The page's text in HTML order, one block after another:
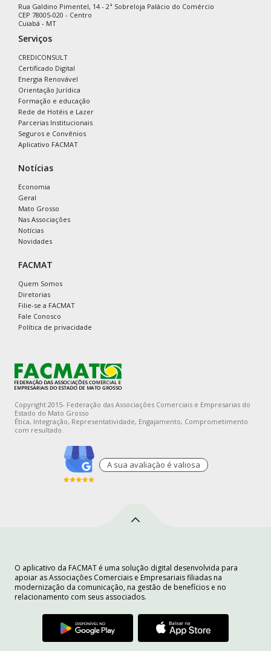
Rua Galdino Pimentel, 14 - 2ª Sobreloja Palácio do Comércio
CEP 78005-020 - Centro
Cuiabá - MT
Serviços
CREDICONSULT
Certificado Digital
Energia Renovável
Orientação Jurídica
Formação e educação
Rede de Hotéis e Lazer
Parcerias Institucionais
Seguros e Convênios
Aplicativo FACMAT
Notícias
Economia
Geral
Mato Grosso
Nas Associações
Notícias
Novidades
FACMAT
Quem Somos
Diretorias
Filie-se a FACMAT
Fale Conosco
Política de privacidade
Copyright 2015- Federação das Associações Comerciais e Empresarias do
Estado do Mato Grosso
Ética, Integração, Representatividade, Engajamento, Comprometimento
com resultado.
A sua avaliaçào é valiosa
O aplicativo da FACMAT é uma solução digital desenvolvida para
apoiar as Associações Comerciais e Empresariais filiadas na
modernização da comunicação, na gestão de benefícios e no
relacionamento com seus associados.